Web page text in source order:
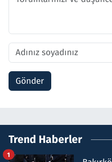
Gönder
Trend Haberler
1